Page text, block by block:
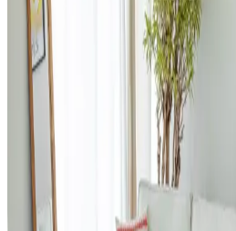
Ev Dekorasyonunda Halı
Uyum Prensipleriyle Mekan
Ev dekorasyonunda halı seçimi, renk
mekanın atmosferini belirler. 60/30/10
uyum, yaşam alanına sıcaklık ve kişilik
Salon Duvar Düzenlemesinde
Estetik Dengenin Sağlanması
Salon duvarlarında rafların simetrik
mobilya düzeni mekânın estetik ve
Doğru duvar rengi ve sanat